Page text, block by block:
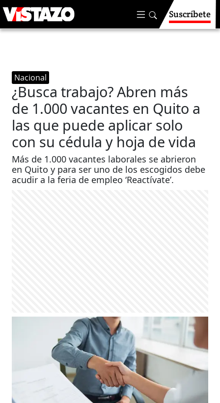
Suscríbete
Nacional
¿Busca trabajo? Abren más
de 1.000 vacantes en Quito a
las que puede aplicar solo
con su cédula y hoja de vida
Más de 1.000 vacantes laborales se abrieron
en Quito y para ser uno de los escogidos debe
acudir a la feria de empleo ‘Reactívate’.